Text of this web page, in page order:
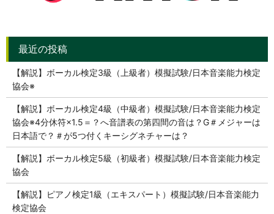
【解説】ボーカル検定3級（上級者）模擬試験/日本音楽能力検定
協会※
【解説】ボーカル検定4級（中級者）模擬試験/日本音楽能力検定
協会※4分休符×1.5＝？へ音譜表の第四間の音は？G＃メジャーは
日本語で？＃が5つ付くキーシグネチャーは？
【解説】ボーカル検定5級（初級者）模擬試験/日本音楽能力検定
協会
【解説】ピアノ検定1級（エキスパート）模擬試験/日本音楽能力
検定協会